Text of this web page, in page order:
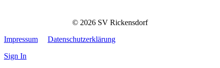
© 2026 SV Rickensdorf
Impressum
Datenschutzerklärung
Sign In